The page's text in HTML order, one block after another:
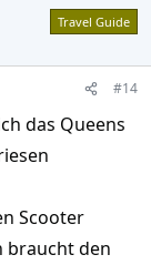
Travel Guide
#14
das Queens
Scooter
braucht den